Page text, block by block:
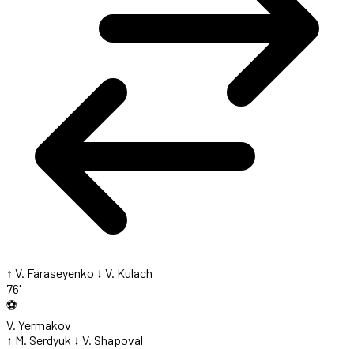
↑ V. Faraseyenko ↓ V. Kulach
76'
⚽
V. Yermakov
↑ M. Serdyuk ↓ V. Shapoval